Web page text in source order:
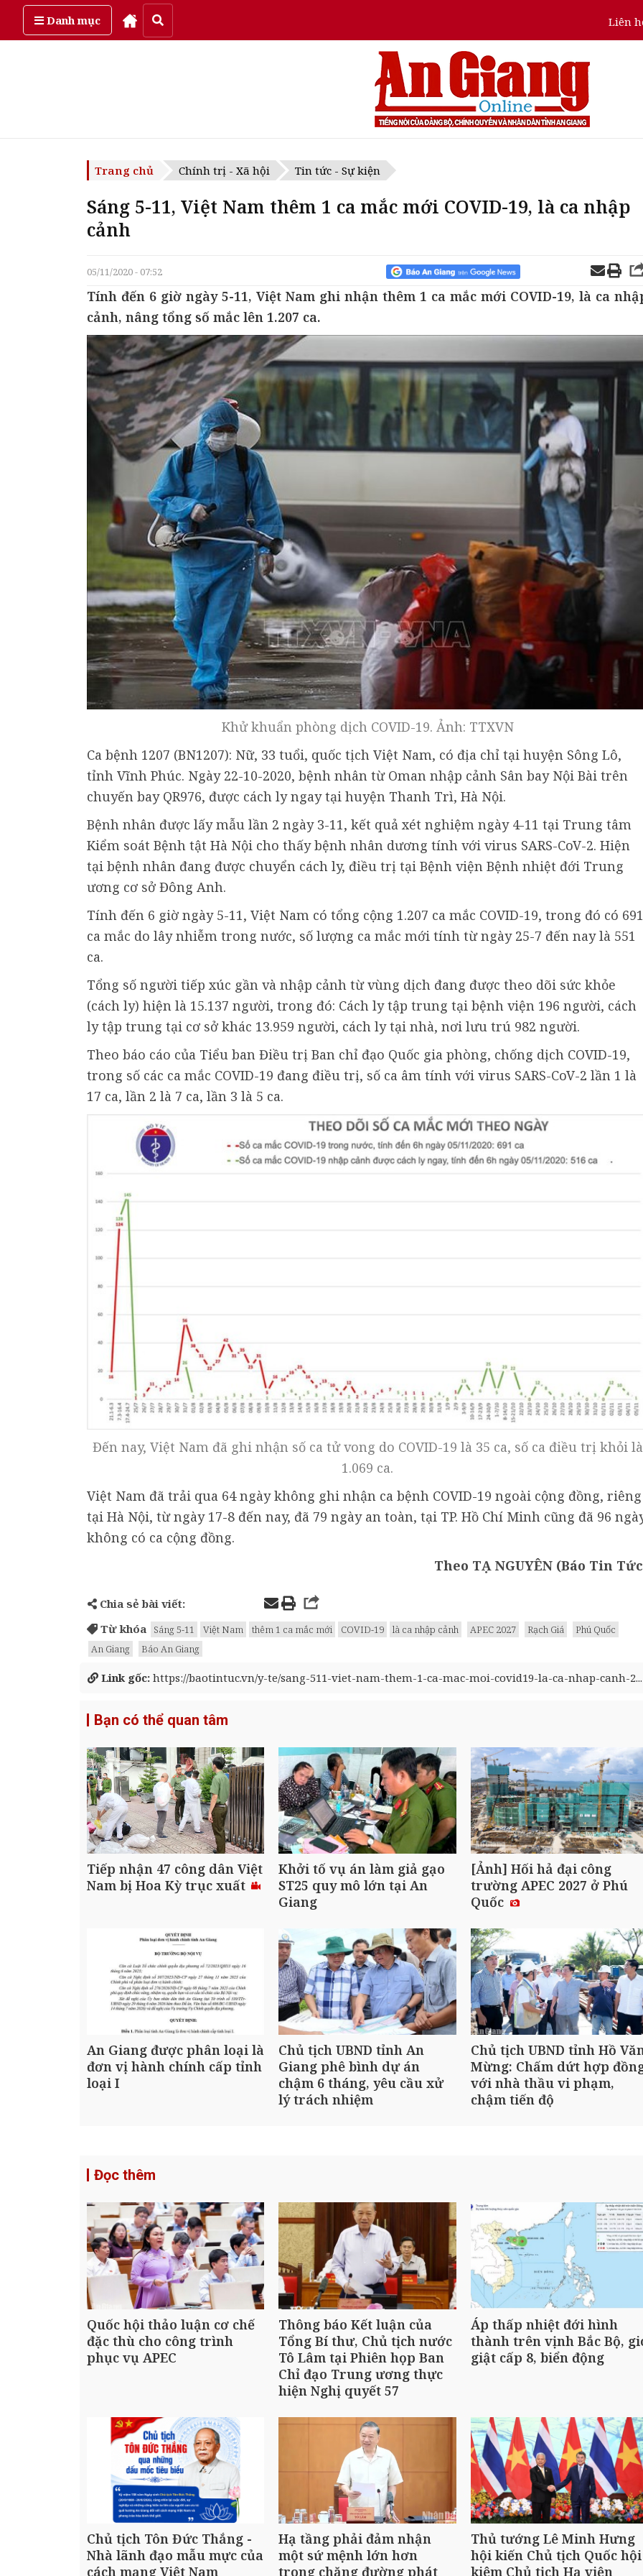
Danh mục Liên
Thứ sáu, ngày 7/08/2026
Trang chủ Chính trị - Xã hội Tin tức - Sự kiện
Sáng 5-11, Việt Nam thêm 1 ca mắc mới COVID-19, là ca nhập
cảnh
05/11/2020 - 07:52
Tính đến 6 giờ ngày 5-11, Việt Nam ghi nhận thêm 1 ca mắc mới COVID-19, là ca
cảnh, nâng tổng số mắc lên 1.207 ca.
Khử khuẩn phòng dịch COVID-19. Ảnh: TTXVN
Ca bệnh 1207 (BN1207): Nữ, 33 tuổi, quốc tịch Việt Nam, có địa chỉ tại huyện Sông Lô,
tỉnh Vĩnh Phúc. Ngày 22-10-2020, bệnh nhân từ Oman nhập cảnh Sân bay Nội Bài trên
chuyến bay QR976, được cách ly ngay tại huyện Thanh Trì, Hà Nội.
Bệnh nhân được lấy mẫu lần 2 ngày 3-11, kết quả xét nghiệm ngày 4-11 tại Trung tâm
Kiểm soát Bệnh tật Hà Nội cho thấy bệnh nhân dương tính với virus SARS-CoV-2. Hiện
tại bệnh nhân đang được chuyển cách ly, điều trị tại Bệnh viện Bệnh nhiệt đới Trung
ương cơ sở Đông Anh.
Tính đến 6 giờ ngày 5-11, Việt Nam có tổng cộng 1.207 ca mắc COVID-19, trong đó có 691
ca mắc do lây nhiễm trong nước, số lượng ca mắc mới tính từ ngày 25-7 đến nay là 551
ca.
Tổng số người tiếp xúc gần và nhập cảnh từ vùng dịch đang được theo dõi sức khỏe
(cách ly) hiện là 15.137 người, trong đó: Cách ly tập trung tại bệnh viện 196 người, cách
ly tập trung tại cơ sở khác 13.959 người, cách ly tại nhà, nơi lưu trú 982 người.
Theo báo cáo của Tiểu ban Điều trị Ban chỉ đạo Quốc gia phòng, chống dịch COVID-19,
trong số các ca mắc COVID-19 đang điều trị, số ca âm tính với virus SARS-CoV-2 lần 1 là
17 ca, lần 2 là 7 ca, lần 3 là 5 ca.
Đến nay, Việt Nam đã ghi nhận số ca tử vong do COVID-19 là 35 ca, số ca điều trị khỏi là
1.069 ca.
Việt Nam đã trải qua 64 ngày không ghi nhận ca bệnh COVID-19 ngoài cộng đồng, riêng
tại Hà Nội, từ ngày 17-8 đến nay, đã 79 ngày an toàn, tại TP. Hồ Chí Minh cũng đã 96
không có ca cộng đồng.
Theo TẠ NGUYÊN (Báo Tin
Chia sẻ bài viết:
Từ khóa
Sáng 5-11 Việt Nam thêm 1 ca mắc mới COVID-19 là ca nhập cảnh APEC 2027 Rạch Giá
Phú Quốc
An Giang
Báo An Giang
Link gốc: https://baotintuc.vn/y-te/sang-511-viet-nam-them-1-ca-mac-moi-covid19-la-ca-nhap-canh-2...
Bạn có thể quan tâm
Tiếp nhận 47 công dân Việt
Nam bị Hoa Kỳ trục xuất
Khởi tố vụ án làm giả gạo
ST25 quy mô lớn tại An
Giang
[Ảnh] Hối hả đại công
trường APEC 2027 ở Phú
Quốc
An Giang được phân loại là
đơn vị hành chính cấp tỉnh
loại I
Chủ tịch UBND tỉnh An
Giang phê bình dự án
chậm 6 tháng, yêu cầu xử
lý trách nhiệm
Chủ tịch UBND tỉnh Hồ
Mừng: Chấm dứt hợp
với nhà thầu vi phạm,
chậm tiến độ
Đọc thêm
Quốc hội thảo luận cơ chế
đặc thù cho công trình
phục vụ APEC
Thông báo Kết luận của
Tổng Bí thư, Chủ tịch nước
Tô Lâm tại Phiên họp Ban
Chỉ đạo Trung ương thực
hiện Nghị quyết 57
Áp thấp nhiệt đới hình
thành trên vịnh Bắc Bộ,
giật cấp 8, biển động
Chủ tịch Tôn Đức Thắng -
Nhà lãnh đạo mẫu mực của
cách mạng Việt Nam
Hạ tầng phải đảm nhận
một sứ mệnh lớn hơn
trong chặng đường phát
Thủ tướng Lê Minh Hưng
hội kiến Chủ tịch Quốc hội
kiêm Chủ tịch Hạ viện